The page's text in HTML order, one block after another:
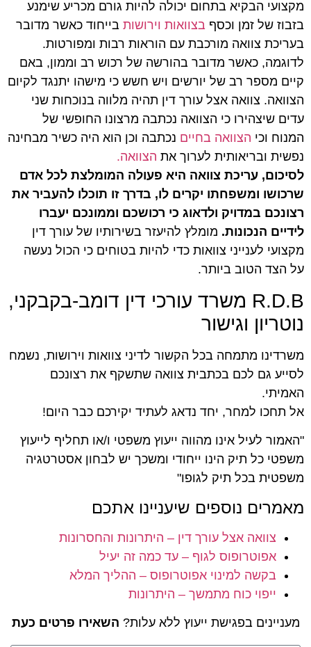
מקצועי הבקיא בתחום יכולה להיות גורם מכריע שימנע
בזבוז של זמן וכסף בצוואות וירושות בייחוד כאשר מדובר
בעריכת צוואה מורכבת עם הוראות רבות ומפורטות.
לדוגמה, כאשר מדובר בהורשה של רכוש רב וממון, באם
קיים מספר רב של יורשים ויש חשש כי מישהו יתנגד לקיום
הצוואה. צוואה אצל עורך דין תהיה מלווה בנוכחות שני
עדים שיצהירו כי הצוואה נכתבה מרצונו החופשי של
המנוח וכי הצוואה בחיים נכתבה וכן הוא היה כשיר מבחינה
נפשית ובריאותית לערוך את הצוואה.
לסיכום, עריכת צוואה היא פעולה המומלצת לכל אדם
שרכושו ומשפחתו יקרים לו, בדרך זו תוכלו להעביר את
רצונכם במדויק ולדאוג כי רכושכם וממונכם יעברו
לידיים הנכונות. מומלץ להיעזר בשירותיו של עורך דין
מקצועי לענייני צוואות כדי להיות בטוחים כי הכול נעשה
על הצד הטוב ביותר.
R.D.B משרד עורכי דין דומב-בקבקני,
נוטריון וגישור
משרדינו מתמחה בכל הקשור לדיני צוואות וירושות, נשמח
לסייע גם לכם בכתבית צוואה שתשקף את רצונכם
האמיתי.
אל תחכו למחר, יחד נדאג לעתיד יקירכם כבר היום!
"האמור לעיל אינו מהווה ייעוץ משפטי ו/או תחליף לייעוץ
משפטי כל תיק הינו ייחודי ומשכך יש לבחון אסטרטגיה
משפטית בכל תיק לגופו"
מאמרים נוספים שיעניינו אתכם
צוואה אצל עורך דין – היתרונות והחסרונות
אפוטרופוס לגוף – עד כמה זה יעיל
בקשה למינוי אפוטרופוס – ההליך המלא
ייפוי כוח מתמשך – היתרונות
מעניינים בפגישת ייעוץ ללא עלות? השאירו פרטים כעת